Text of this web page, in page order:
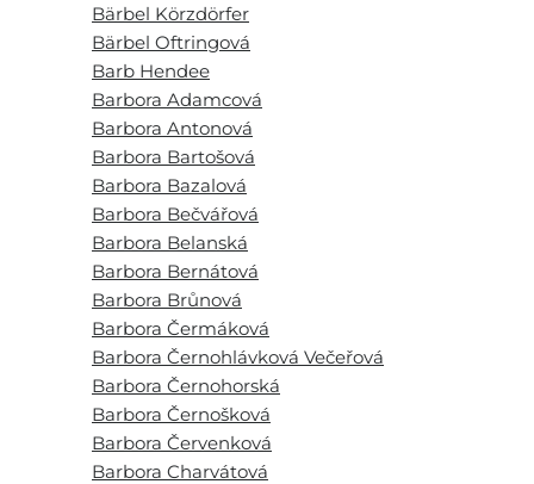
Bärbel Körzdörfer
Bärbel Oftringová
Barb Hendee
Barbora Adamcová
Barbora Antonová
Barbora Bartošová
Barbora Bazalová
Barbora Bečvářová
Barbora Belanská
Barbora Bernátová
Barbora Brůnová
Barbora Čermáková
Barbora Černohlávková Večeřová
Barbora Černohorská
Barbora Černošková
Barbora Červenková
Barbora Charvátová